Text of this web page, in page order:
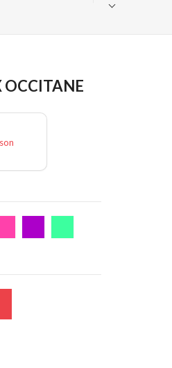
OCCITANE